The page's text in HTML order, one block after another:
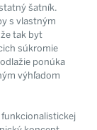
šatník.
s vlastným
tak byt
súkromie
ponúka
výhľadom